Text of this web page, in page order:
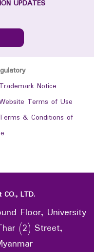
UPDATES
Trademark Notice
Terms of Use
Terms & Conditions of
LTD.
Floor, University
(2) Street,